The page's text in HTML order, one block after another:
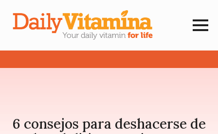
6 consejos para deshacerse de